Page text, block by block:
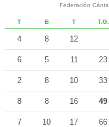
Federación
T B T T.G.
4 8 12
6 5 11 23
2 8 10 33
8 8 16 49
7 10 17 66